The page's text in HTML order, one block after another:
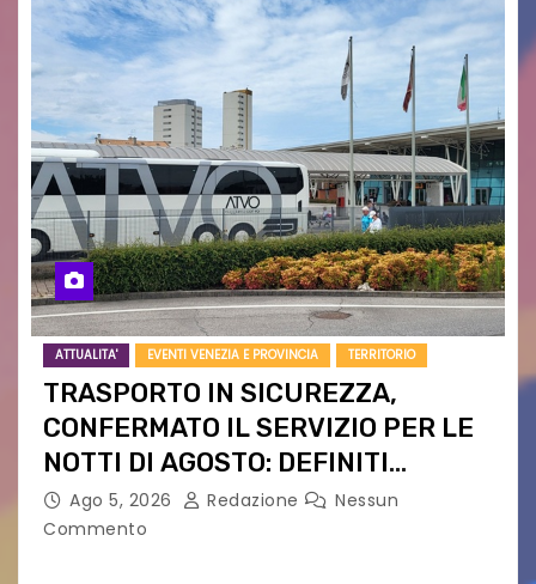
ATTUALITA' EVENTI VENEZIA E PROVINCIA TERRITORIO
TRASPORTO IN SICUREZZA,
CONFERMATO IL SERVIZIO PER LE
NOTTI DI AGOSTO: DEFINITI
PERCORSI, FERMATE E ORARIO
Ago 5, 2026 Redazione
Nessun
Commento